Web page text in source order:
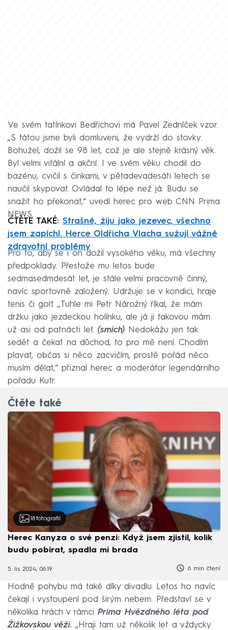
Ve svém tatínkovi Bedřichovi má Pavel Zedníček vzor.
„S tátou jsme byli domluveni, že vydrží do stovky.
Bohužel, dožil se 98 let, což je ale stejně krásný věk.
Byl velmi vitální a akční. I ve svém věku chodil do
bazénu, cvičil s činkami, v pětadevadesáti letech se
naučil skypovat. Ovládal to lépe než já. Budu se
snažit ho překonat,“ uvedl herec pro web CNN Prima
NEWS.
ČTĚTE TAKÉ: Strašné, žiju jako jezevec, všechno
jsem zapíchl. Herce Oldřicha Vlacha sužují vážné
zdravotní problémy
Pro to, aby se i on dožil vysokého věku, má všechny
předpoklady. Přestože mu letos bude
sedmasedmdesát let, je stále velmi pracovně činný,
navíc sportovně založený. Udržuje se v kondici, hraje
tenis či golf. „Tuhle mi Petr Nárožný říkal, že mám
držku jako jezdeckou holínku, ale já ji takovou mám
už asi od patnácti let. (smích) Nedokážu jen tak
sedět a čekat na důchod, to pro mě není. Chodím
plavat, občas si něco zacvičím, prostě pořád něco
musím dělat,“ přiznal herec a moderátor legendárního
pořadu Kufr.
Čtěte také
18 fotografií
Herec Kanyza o své penzi: Když jsem zjistil, kolik
budu pobírat, spadla mi brada
5. lis 2024, 06:19 6 min čtení
Hodně pohybu má také díky divadlu. Letos ho navíc
čekají i vystoupení pod širým nebem. Představí se v
několika hrách v rámci Prima Hvězdného léta pod
Žižkovskou věží. „Hraji tam už několik let a vždycky